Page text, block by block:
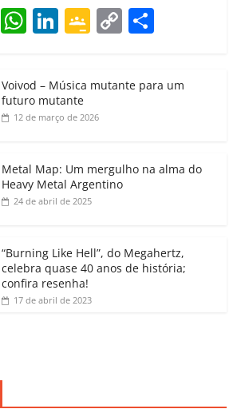
E
ai
W
at
s
A
p
Li
k
e
dI
G
gl
e
a
ss
o
m
C
y
k
p
h
Voivod – Música mutante para um
futuro mutante
12 de março de 2026
Metal Map: Um mergulho na alma do
Heavy Metal Argentino
24 de abril de 2025
“Burning Like Hell”, do Megahertz,
celebra quase 40 anos de história;
confira resenha!
17 de abril de 2023